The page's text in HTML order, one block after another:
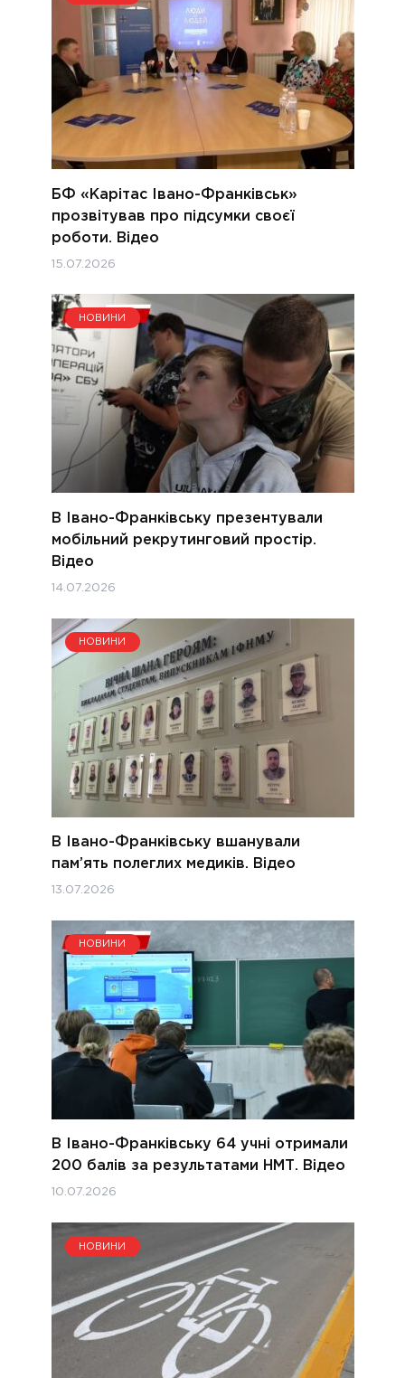
БФ «Карітас Івано-Франківськ»
прозвітував про підсумки своєї
роботи. Відео
15.07.2026
НОВИНИ
В Івано-Франківську презентували
мобільний рекрутинговий простір.
Відео
14.07.2026
НОВИНИ
В Івано-Франківську вшанували
пам’ять полеглих медиків. Відео
13.07.2026
НОВИНИ
В Івано-Франківську 64 учні отримали
200 балів за результатами НМТ. Відео
10.07.2026
НОВИНИ